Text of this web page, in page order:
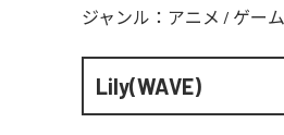
ジャンル： アニメ / ゲーム
Lily(WAVE)